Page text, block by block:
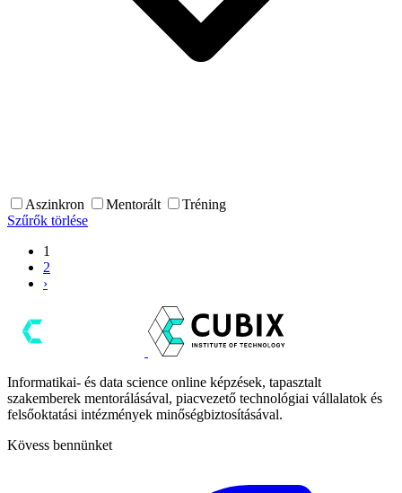
Aszinkron Mentorált
Tréning
Szűrők törlése
1
2
›
Informatikai- és data science online képzések, tapasztalt
szakemberek mentorálásával, piacvezető technológiai vállalatok és
felsőoktatási intézmények minőségbiztosításával.
Kövess bennünket